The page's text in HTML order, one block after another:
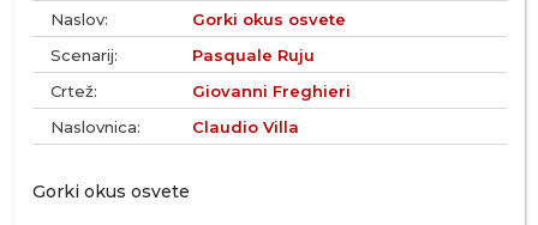
Naslov:
Gorki okus osvete
Scenarij:
Pasquale Ruju
Crtež:
Giovanni Freghieri
Naslovnica:
Claudio Villa
Gorki okus osvete